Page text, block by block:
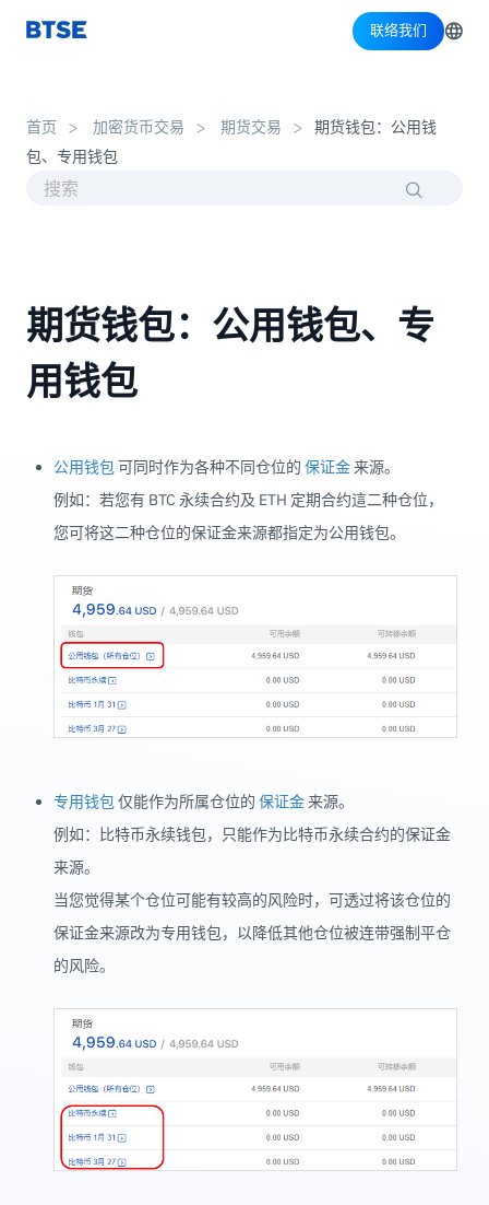
联络我们
首页 加密货币交易 期货交易
期货钱包：公用钱
包、专用钱包
期货钱包：公用钱包、专
用钱包
公用钱包可同时作为各种不同仓位的 保证金来源。
例如：若您有 BTC 永续合约及 ETH 定期合约這二种仓位，
您可将这二种仓位的保证金来源都指定为公用钱包。
专用钱包仅能作为所属仓位的 保证金来源。
例如：比特币永续钱包，只能作为比特币永续合约的保证金
来源。
当您觉得某个仓位可能有较高的风险时，可透过将该仓位的
保证金来源改为专用钱包，以降低其他仓位被连带强制平仓
的风险。